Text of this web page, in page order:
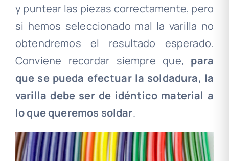
y puntear las piezas correctamente, pero
si hemos seleccionado mal la varilla no
obtendremos el resultado esperado.
Conviene recordar siempre que, para
que se pueda efectuar la soldadura, la
varilla debe ser de idéntico material a
lo que queremos soldar.